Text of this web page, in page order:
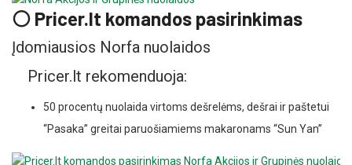
⚪ Pricer.lt komandos pasirinkimas
Įdomiausios Norfa nuolaidos
Pricer.lt rekomenduoja:
50 procentų nuolaida virtoms dešrelėms, dešrai ir paštetui
“Pasaka” greitai paruošiamiems makaronams “Sun Yan”